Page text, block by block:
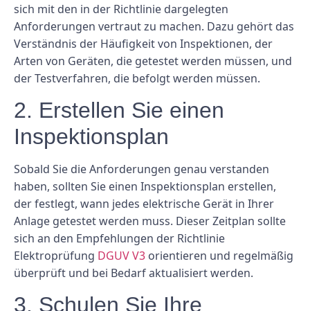
sich mit den in der Richtlinie dargelegten
Anforderungen vertraut zu machen. Dazu gehört das
Verständnis der Häufigkeit von Inspektionen, der
Arten von Geräten, die getestet werden müssen, und
der Testverfahren, die befolgt werden müssen.
2. Erstellen Sie einen
Inspektionsplan
Sobald Sie die Anforderungen genau verstanden
haben, sollten Sie einen Inspektionsplan erstellen,
der festlegt, wann jedes elektrische Gerät in Ihrer
Anlage getestet werden muss. Dieser Zeitplan sollte
sich an den Empfehlungen der Richtlinie
Elektroprüfung DGUV V3 orientieren und regelmäßig
überprüft und bei Bedarf aktualisiert werden.
3. Schulen Sie Ihre